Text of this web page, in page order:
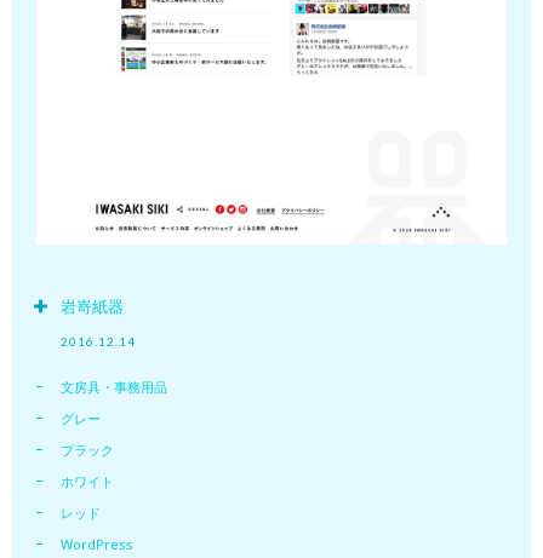
岩嵜紙器
2016.12.14
文房具・事務用品
グレー
ブラック
ホワイト
レッド
WordPress